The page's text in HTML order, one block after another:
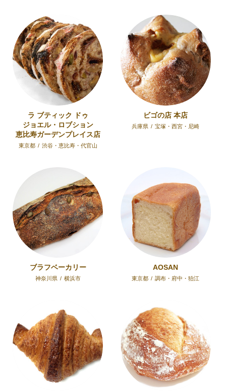
ラ ブティック ドゥ
ジョエル・ロブション
恵比寿ガーデンプレイス店
東京都 / 渋谷・恵比寿・代官山
ビゴの店 本店
兵庫県 / 宝塚・西宮・尼崎
ブラフベーカリー
神奈川県 / 横浜市
AOSAN
東京都 / 調布・府中・狛江